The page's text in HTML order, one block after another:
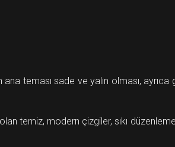
teması sade ve yalın olması, ayrıca
temiz, modern çizgiler, sıkı